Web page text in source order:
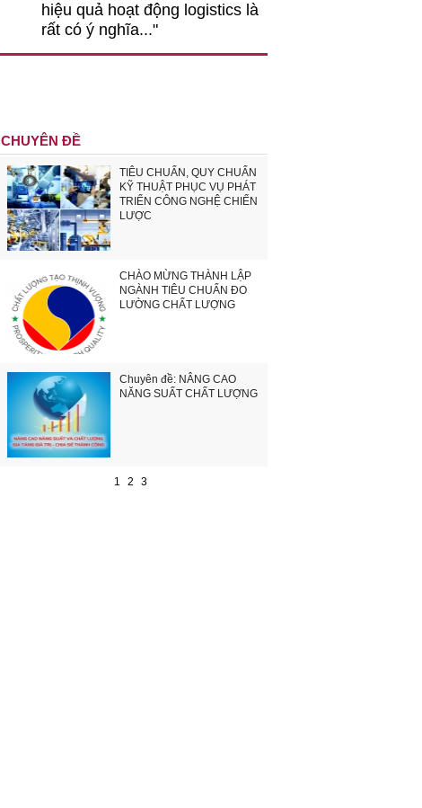
hiệu quả hoạt động logistics là
rất có ý nghĩa..."
CHUYÊN ĐỀ
TIÊU CHUẨN, QUY CHUẨN
KỸ THUẬT PHỤC VỤ PHÁT
TRIỂN CÔNG NGHỆ CHIẾN
LƯỢC
CHÀO MỪNG THÀNH LẬP
NGÀNH TIÊU CHUẨN ĐO
LƯỜNG CHẤT LƯỢNG
Chuyên đề: NÂNG CAO
NĂNG SUẤT CHẤT LƯỢNG
1 2 3